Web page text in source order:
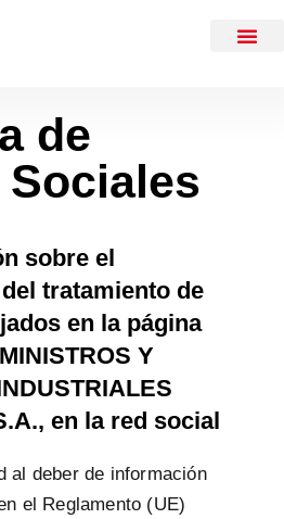
de
Sociales
sobre el
tratamiento de
en la página
Y
en la red social
al deber de información
el Reglamento (UE)